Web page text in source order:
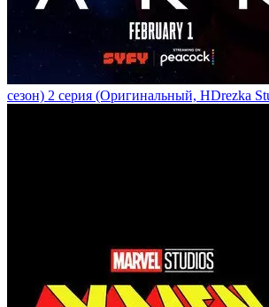
сезон) 2 серия (Оригинальный, HDrezka